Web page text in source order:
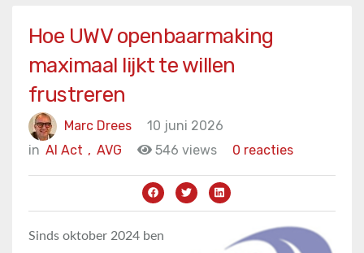
Hoe UWV openbaarmaking
maximaal lijkt te willen
frustreren
Marc Drees
10 juni 2026
in
AVG
AI Act , 546 views 0 reacties
Sinds oktober 2024 ben